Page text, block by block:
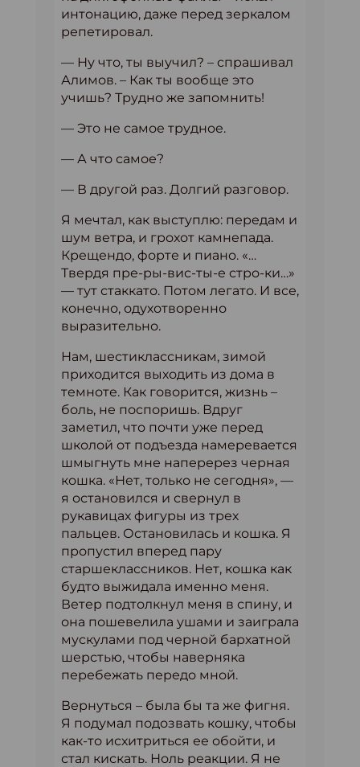
интонацию, даже перед зеркалом
репетировал.
— Ну что, ты выучил? – спрашивал
Алимов. – Как ты вообще это
учишь? Трудно же запомнить!
— Это не самое трудное.
— А что самое?
— В другой раз. Долгий разговор.
Я мечтал, как выступлю: передам и
шум ветра, и грохот камнепада.
Крещендо, форте и пиано. «…
Твердя пре-ры-вис-ты-е стро-ки…»
— тут стаккато. Потом легато. И все,
конечно, одухотворенно
выразительно.
Нам, шестиклассникам, зимой
приходится выходить из дома в
темноте. Как говорится, жизнь –
боль, не поспоришь. Вдруг
заметил, что почти уже перед
школой от подъезда намеревается
шмыгнуть мне наперерез черная
кошка. «Нет, только не сегодня», —
я остановился и свернул в
рукавицах фигуры из трех
пальцев. Остановилась и кошка. Я
пропустил вперед пару
старшеклассников. Нет, кошка как
будто выжидала именно меня.
Ветер подтолкнул меня в спину, и
она пошевелила ушами и заиграла
мускулами под черной бархатной
шерстью, чтобы наверняка
перебежать передо мной.
Вернуться – была бы та же фигня.
Я подумал подозвать кошку, чтобы
как-то исхитриться ее обойти, и
стал кискать. Ноль реакции. Я не